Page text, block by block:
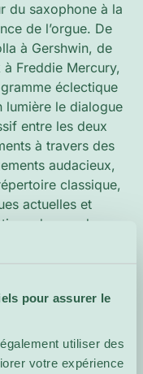
pour assurer le
utiliser des
votre expérience
du saxophone à la
de l’orgue. De
à Gershwin, de
à Freddie Mercury,
éclectique
lumière le dialogue
entre les deux
à travers des
audacieux,
classique,
actuelles et
du monde,
ouvert à tous les
l'événement